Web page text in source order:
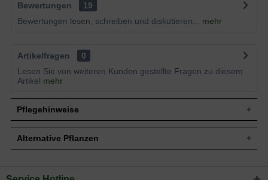
Bewertungen
19
Bewertungen lesen, schreiben und diskutieren...
mehr
Artikelfragen
0
Lesen Sie von weiteren Kunden gestellte Fragen zu diesem
Artikel mehr
Pflegehinweise
Pflanz- und Pflegetipps Malus domestica 'Elstar' /
Alternative Pflanzen